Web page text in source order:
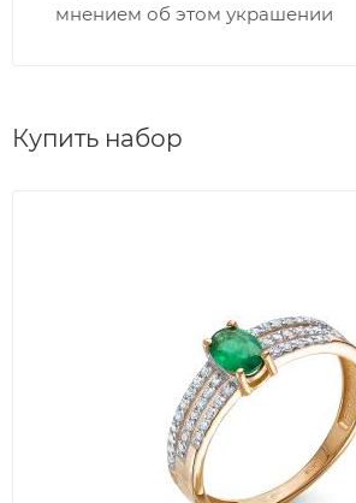
мнением об этом украшении
Купить набор